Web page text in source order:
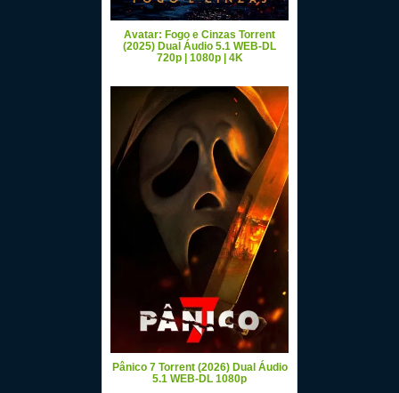
Avatar: Fogo e Cinzas Torrent
(2025) Dual Áudio 5.1 WEB-DL
720p | 1080p | 4K
Pânico 7 Torrent (2026) Dual Áudio
5.1 WEB-DL 1080p